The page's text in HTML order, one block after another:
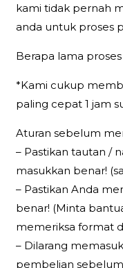
kami tidak pernah
anda untuk proses
Berapa lama proses
*Kami cukup
paling cepat 1 jam
Aturan sebelum
– Pastikan tautan /
masukkan benar!
– Pastikan Anda
benar! (Minta
memeriksa format
– Dilarang
pembelian